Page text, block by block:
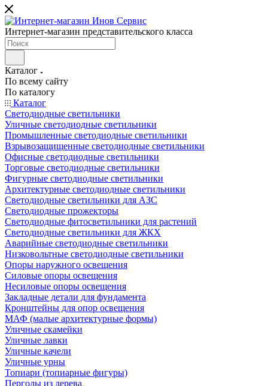
Интернет-магазин представительского класса
Каталог
По всему сайту
По каталогу
Каталог
Светодиодные светильники
Уличные светодиодные светильники
Промышленные светодиодные светильники
Взрывозащищенные светодиодные светильники
Офисные светодиодные светильники
Торговые светодиодные светильники
Фигурные светодиодные светильники
Архитектурные светодиодные светильники
Светодиодные светильники для АЗС
Светодиодные прожекторы
Светодиодные фитосветильники для растений
Светодиодные светильники для ЖКХ
Аварийные светодиодные светильники
Низковольтные светодиодные светильники
Опоры наружного освещения
Силовые опоры освещения
Несиловые опоры освещения
Закладные детали для фундамента
Кронштейны для опор освещения
МАФ (малые архитектурные формы)
Уличные скамейки
Уличные лавки
Уличные качели
Уличные урны
Топиари (топиарные фигуры)
Перголы из дерева